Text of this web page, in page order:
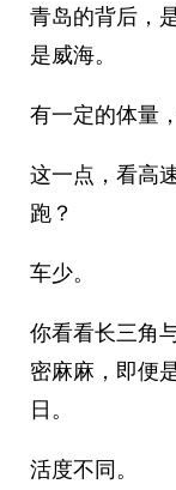
青岛的背后，
是威海。
有一定的体量
这一点，看高
跑？
车少。
你看看长三角
密麻麻，即便
日。
活度不同。